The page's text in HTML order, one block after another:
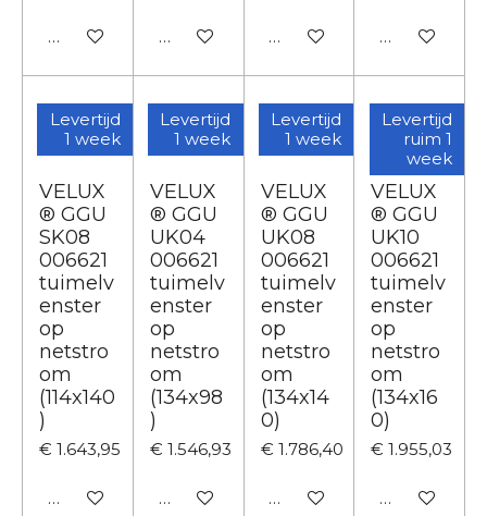
In winkelwagenIn winkelwagenIn winkelwagenIn
Levertijd
1 week
VELUX
® GGU
SK08
006621
tuimelv
enster
op
netstro
om
(114x140
)
€ 1.643,95
In winkelwagen
Levertijd
1 week
VELUX
® GGU
UK04
006621
tuimelv
enster
op
netstro
om
(134x98
)
€ 1.546,93
In winkelwagen
Levertijd
1 week
VELUX
® GGU
UK08
006621
tuimelv
enster
op
netstro
om
(134x14
0)
€ 1.786,40
In winkelwagen
Levertijd
ruim 1
week
VELUX
® GGU
UK10
006621
tuimelv
enster
op
netstro
om
(134x16
0)
€ 1.955,03
In